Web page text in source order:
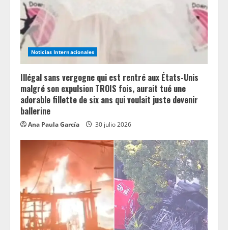
d
i
n
g
Noticias Internacionales
Illégal sans vergogne qui est rentré aux États-Unis
malgré son expulsion TROIS fois, aurait tué une
adorable fillette de six ans qui voulait juste devenir
ballerine
Ana Paula García 30 julio 2026